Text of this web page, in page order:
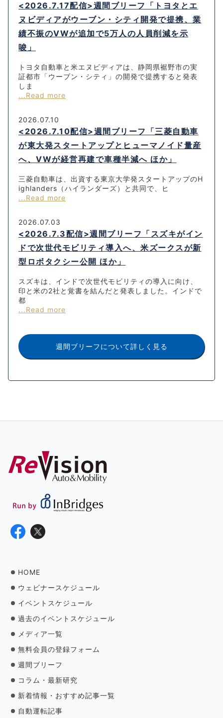
<2026.7.17配信>週間ブリーフ「トヨタとエ
ヌビディアがウーブン・シティ開発で提携、業
績不振のVWが追加で5万人の人員削減を示
唆」
トヨタ自動車と米エヌビディアは、静岡県裾野市の実
証都市「ウーブン・シティ」の開発で提携すると発表
しま
...Read more
2026.07.10
<2026.7.10配信>週間ブリーフ「三菱自動車
が東大発スタートアップとヒューマノイド量産
へ、VWが経営再建で車種半減へ ほか」
三菱自動車は、出資する東京大学発スタートアップのH
ighlanders（ハイランダーズ）と共同で、ヒ
...Read more
2026.07.03
<2026.7.3配信>週間ブリーフ「スズキがイン
ドで次世代モビリティ導入へ、米ズークスが新
型ロボタクシー公開 ほか」
スズキは、インドで次世代モビリティの導入に向け、
印と米の2社と覚書を結んだと発表しました。インドで
都
...Read more
週間ブリーフについて詳しく見る
HOME
ウェビナースケジュール
イベントスケジュール
過去のイベントスケジュール
メディア一覧
無料会員の登録フォーム
週間ブリーフ
コラム・最新研究
新着情報・おすすめ記事一覧
自動運転記事